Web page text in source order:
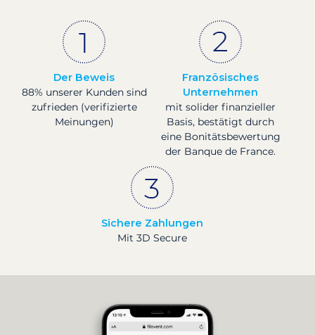
Der Beweis
88% unserer Kunden sind
zufrieden (verifizierte
Meinungen)
Französisches
Unternehmen
mit solider finanzieller
Basis, bestätigt durch
eine Bonitätsbewertung
der Banque de France.
Sichere Zahlungen
Mit 3D Secure